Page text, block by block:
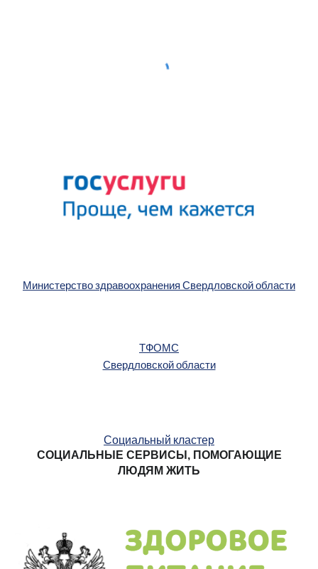
Министерство здравоохранения Свердловской области
ТФОМС
Свердловской области
Социальный кластер
СОЦИАЛЬНЫЕ СЕРВИСЫ, ПОМОГАЮЩИЕ
ЛЮДЯМ ЖИТЬ